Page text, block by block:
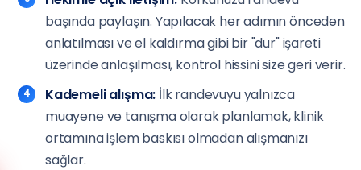
başında paylaşın. Yapılacak her adımın önceden
anlatılması ve el kaldırma gibi bir "dur" işareti
üzerinde anlaşılması, kontrol hissini size geri verir.
Kademeli alışma: İlk randevuyu yalnızca
muayene ve tanışma olarak planlamak, klinik
ortamına işlem baskısı olmadan alışmanızı
sağlar.